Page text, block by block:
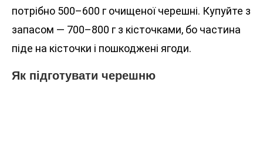
потрібно 500–600 г очищеної черешні. Купуйте з
запасом — 700–800 г з кісточками, бо частина
піде на кісточки і пошкоджені ягоди.
Як підготувати черешню